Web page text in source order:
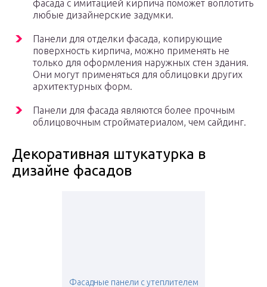
фасада с имитацией кирпича поможет воплотить
любые дизайнерские задумки.
Панели для отделки фасада, копирующие
поверхность кирпича, можно применять не
только для оформления наружных стен здания.
Они могут применяться для облицовки других
архитектурных форм.
Панели для фасада являются более прочным
облицовочным стройматериалом, чем сайдинг.
Декоративная штукатурка в
дизайне фасадов
Фасадные панели с утеплителем